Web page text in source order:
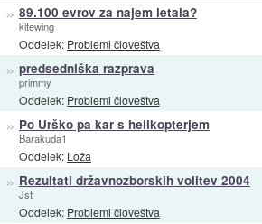
» 89.100 evrov za najem letala?
kitewing
Oddelek: Problemi človeštva
» predsedniška razprava
primmy
Oddelek: Problemi človeštva
» Po Urško pa kar s helikopterjem
Barakuda1
Oddelek: Loža
» Rezultati državnozborskih volitev 2004
Jst
Oddelek: Problemi človeštva